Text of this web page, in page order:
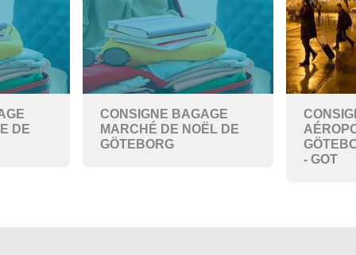
DE
CONSIGNE BAGAGE
MARCHÉ DE NOËL DE
GÖTEBORG
- GOT